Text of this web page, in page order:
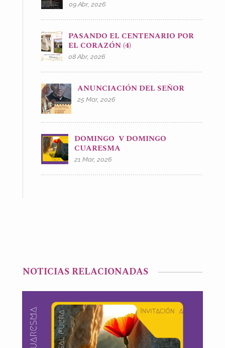
09 Abr, 2026
PASANDO EL CENTENARIO POR
EL CORAZÓN (4)
08 Abr, 2026
ANUNCIACIÓN DEL SEÑOR
25 Mar, 2026
DOMINGO V DOMINGO
CUARESMA
21 Mar, 2026
NOTICIAS RELACIONADAS